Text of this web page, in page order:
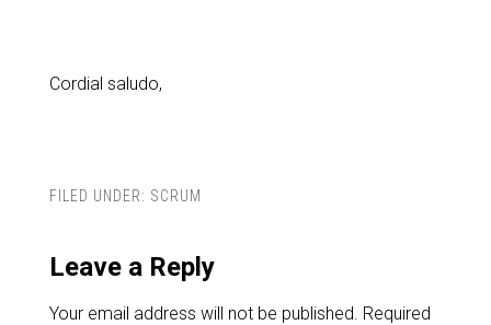
Cordial saludo,
FILED UNDER: SCRUM
Leave a Reply
Your email address will not be published. Required